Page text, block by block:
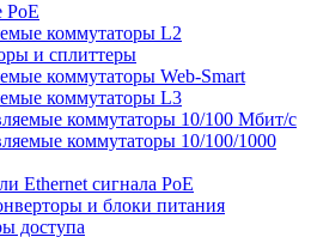
PoE
коммутаторы L2
и сплиттеры
коммутаторы Web-Smart
коммутаторы L3
коммутаторы 10/100 Мбит/с
коммутаторы 10/100/1000
Ethernet сигнала PoE
и блоки питания